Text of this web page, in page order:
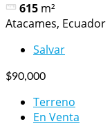
615 m²
Atacames, Ecuador
Salvar
$90,000
Terreno
En Venta